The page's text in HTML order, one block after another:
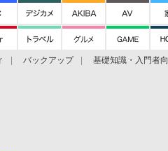
バックアップ 基礎知識・入門者